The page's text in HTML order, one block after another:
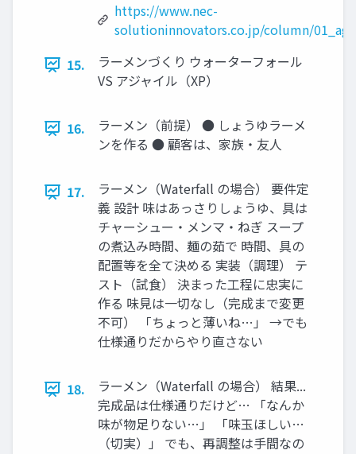
https://www.nec-
solutioninnovators.co.jp/column/
15.
ラーメンづくり ウォーターフォール
VS アジャイル（XP）
16.
ラーメン（前提） ● しょうゆラーメ
ンを作る ● 顧客は、家族・友人
17.
ラーメン（Waterfall の場合） 要件定
義 設計 味はあっさりしょうゆ、具は
チャーシュー・メンマ・ねぎ スープ
の煮込み時間、麺の茹で 時間、具の
配置等を全て決める 実装（調理） テ
スト（試食） 決まった工程に忠実に
作る 味見は一切なし（完成まで変更
不可） 「ちょっと薄いね…」 →でも
仕様通りだからやり直さない
18.
ラーメン（Waterfall の場合） 結果...
完成品は仕様通りだけど… 「なんか
味が物足りない…」 「味玉ほしい…
（切実）」 でも、再調整は手間なの